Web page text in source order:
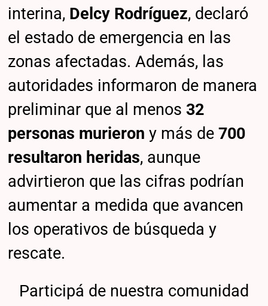
interina, Delcy Rodríguez, declaró
el estado de emergencia en las
zonas afectadas. Además, las
autoridades informaron de manera
preliminar que al menos32
personas murierony más de700
resultaron heridas, aunque
advirtieron que las cifras podrían
aumentar a medida que avancen
los operativos de búsqueda y
rescate.
Participá de nuestra comunidad